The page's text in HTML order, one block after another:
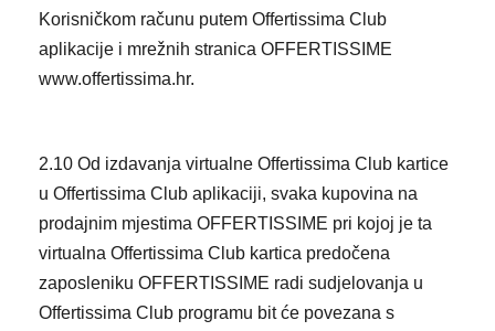
Korisničkom računu putem Offertissima Club
aplikacije i mrežnih stranica OFFERTISSIME
www.offertissima.hr.
2.10 Od izdavanja virtualne Offertissima Club kartice
u Offertissima Club aplikaciji, svaka kupovina na
prodajnim mjestima OFFERTISSIME pri kojoj je ta
virtualna Offertissima Club kartica predočena
zaposleniku OFFERTISSIME radi sudjelovanja u
Offertissima Club programu bit će povezana s